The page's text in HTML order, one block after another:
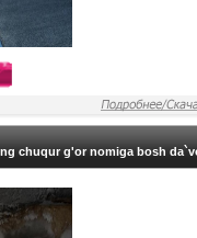
chuqur g'or nomiga bosh